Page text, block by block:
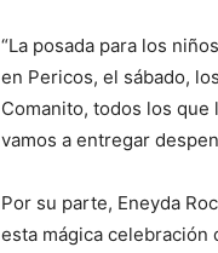
“La posada para los
en Pericos, el sábado,
Comanito, todos los
vamos a entregar
Por su parte, Eneyda
esta mágica celebración